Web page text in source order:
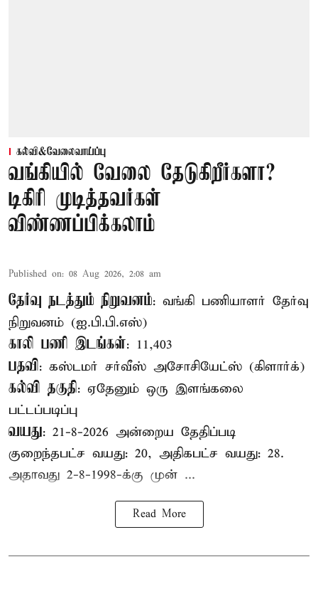
கல்வி&வேலைவாய்ப்பு
வங்கியில் வேலை தேடுகிறீர்களா?
டிகிரி முடித்தவர்கள்
விண்ணப்பிக்கலாம்
Published on: 08 Aug 2026, 2:08 am
தேர்வு நடத்தும் நிறுவனம்: வங்கி பணியாளர் தேர்வு
நிறுவனம் (ஐ.பி.பி.எஸ்)
காலி பணி இடங்கள்: 11,403
பதவி: கஸ்டமர் சர்வீஸ் அசோசியேட்ஸ் (கிளார்க்)
கல்வி தகுதி: ஏதேனும் ஒரு இளங்கலை
பட்டப்படிப்பு
வயது: 21-8-2026 அன்றைய தேதிப்படி
குறைந்தபட்ச வயது: 20, அதிகபட்ச வயது: 28.
அதாவது 2-8-1998-க்கு முன் ...
Read More